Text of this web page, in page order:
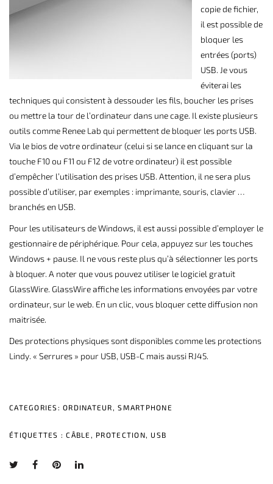
copie de fichier,
il est possible de
bloquer les
entrées (ports)
USB. Je vous
éviterai les
techniques qui consistent à dessouder les fils, boucher les prises
ou mettre la tour de l’ordinateur dans une cage. Il existe plusieurs
outils comme Renee Lab qui permettent de bloquer les ports USB.
Via le bios de votre ordinateur (celui si se lance en cliquant sur la
touche F10 ou F11 ou F12 de votre ordinateur) il est possible
d’empêcher l’utilisation des prises USB. Attention, il ne sera plus
possible d’utiliser, par exemples : imprimante, souris, clavier …
branchés en USB.
Pour les utilisateurs de Windows, il est aussi possible d’employer le
gestionnaire de périphérique. Pour cela, appuyez sur les touches
Windows + pause. Il ne vous reste plus qu’à sélectionner les ports
à bloquer. A noter que vous pouvez utiliser le logiciel gratuit
GlassWire. GlassWire affiche les informations envoyées par votre
ordinateur, sur le web. En un clic, vous bloquer cette diffusion non
maitrisée.
Des protections physiques sont disponibles comme les protections
Lindy. « Serrures » pour USB, USB-C mais aussi RJ45.
CATEGORIES:ORDINATEUR ,SMARTPHONE
ÉTIQUETTES :CÂBLE , PROTECTION, USB